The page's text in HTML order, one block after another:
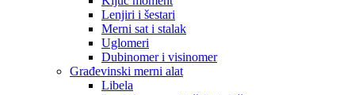
Lenjiri i šestari
Merni sat i stalak
Uglomeri
Dubinomer i visinomer
Građevinski merni alat
Libela